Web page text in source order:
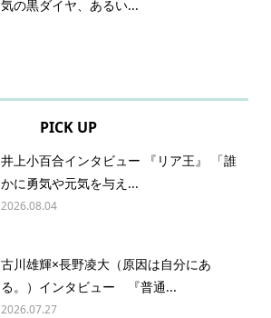
気の黒ダイヤ、あるい...
PICK UP
井上小百合インタビュー 『リア王』 「誰
かに勇気や元気を与え...
2026.08.04
古川雄輝×長野凌大（原因は自分にあ
る。）インタビュー 『普通...
2026.07.27